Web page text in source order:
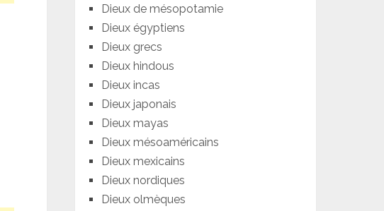
Dieux de mésopotamie
Dieux égyptiens
Dieux grecs
Dieux hindous
Dieux incas
Dieux japonais
Dieux mayas
Dieux mésoaméricains
Dieux mexicains
Dieux nordiques
Dieux olmèques